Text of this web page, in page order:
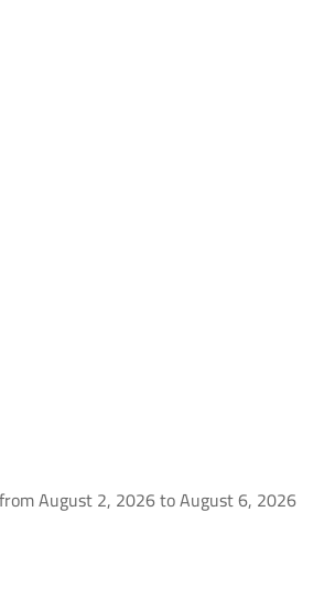
August 2, 2026 to August 6, 2026.